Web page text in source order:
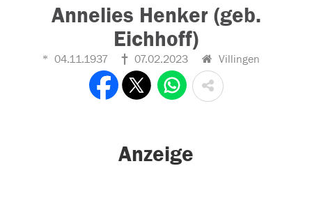
Annelies Henker (geb.
Eichhoff)
04.11.1937 07.02.2023 Villingen
Anzeige